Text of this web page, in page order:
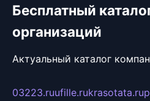
Бесплатный
организаций
Актуальный каталог
03223.ruufille.rukrasotata.ru